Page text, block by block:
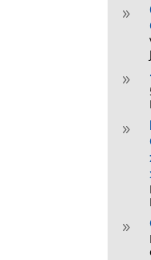
9
9
9
9